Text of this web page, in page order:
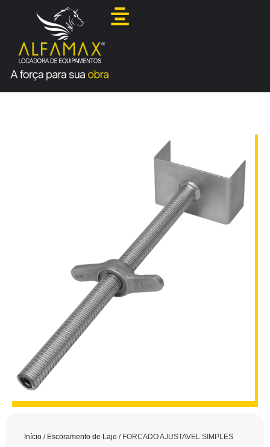
Início / Escoramento de Laje / FORCADO AJUSTAVEL SIMPLES